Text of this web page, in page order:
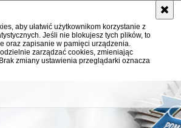
aby ułatwić użytkownikom korzystanie z
Jeśli nie blokujesz tych plików, to
oraz zapisanie w pamięci urządzenia.
zarządzać cookies, zmieniając
zmiany ustawienia przeglądarki oznacza